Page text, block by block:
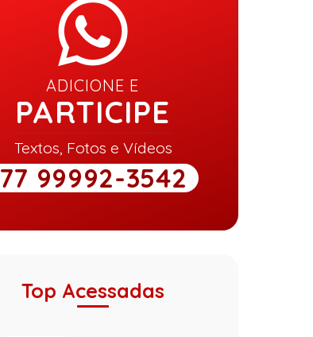
ADICIONE E
PARTICIPE
Textos, Fotos e Vídeos
77 99992-3542
Top Acessadas